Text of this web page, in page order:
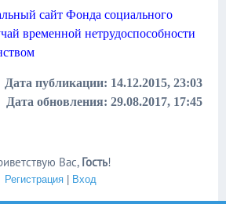
сайт Фонда социального
временной нетрудоспособности
Дата публикации: 14.12.2015, 23:03
Дата обновления: 29.08.2017, 17:45
Вас, Гость!
Регистрация| Вход